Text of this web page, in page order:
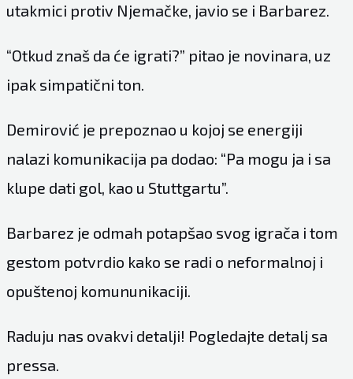
utakmici protiv Njemačke, javio se i Barbarez.
“Otkud znaš da će igrati?” pitao je novinara, uz
ipak simpatični ton.
Demirović je prepoznao u kojoj se energiji
nalazi komunikacija pa dodao: “Pa mogu ja i sa
klupe dati gol, kao u Stuttgartu”.
Barbarez je odmah potapšao svog igrača i tom
gestom potvrdio kako se radi o neformalnoj i
opuštenoj komununikaciji.
Raduju nas ovakvi detalji! Pogledajte detalj sa
pressa.